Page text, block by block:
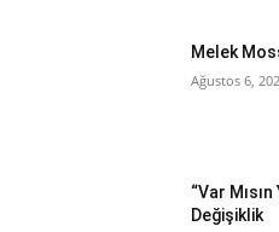
Melek
Ağustos 6,
“Var
Değişiklik